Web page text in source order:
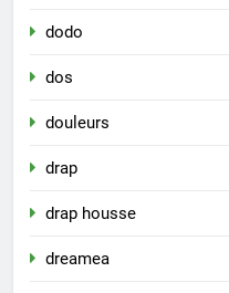
dodo
dos
douleurs
drap
drap housse
dreamea